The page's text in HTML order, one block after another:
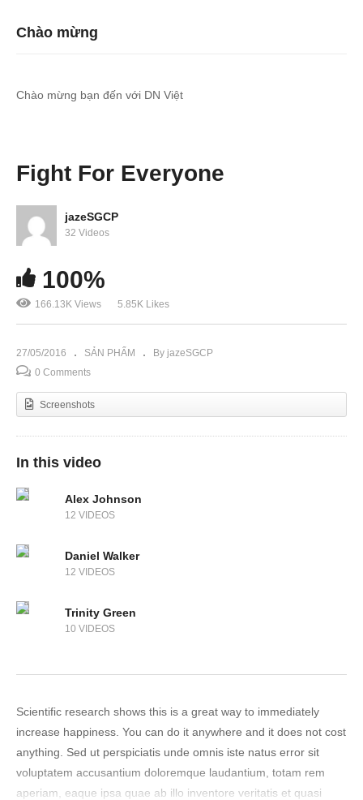
Chào mừng
Chào mừng bạn đến với DN Việt
Fight For Everyone
jazeSGCP
32 Videos
100%
166.13K Views 5.85K Likes
27/05/2016 SẢN PHẨM
By jazeSGCP
0 Comments
Screenshots
In this video
Alex Johnson
12 VIDEOS
Daniel Walker
12 VIDEOS
Trinity Green
10 VIDEOS
Scientific research shows this is a great way to immediately
increase happiness. You can do it anywhere and it does not cost
anything. Sed ut perspiciatis unde omnis iste natus error sit
voluptatem accusantium doloremque laudantium, totam rem
aperiam, eaque ipsa quae ab illo inventore veritatis et quasi